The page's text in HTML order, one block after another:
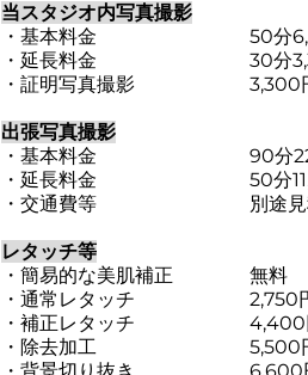
当スタジオ内写真撮影
・基本料金 50分
・延長料金 30分
・証明写真撮影 3,300円（
出張写真撮影
・基本料金 90分
・延長料金 50分
・交通費等 別途見積
レタッチ等
・簡易的な美肌補正 無料 ※
・通常レタッチ 2,750円～
・補正レタッチ 4,400円
・除去加工 5,500円～ ※